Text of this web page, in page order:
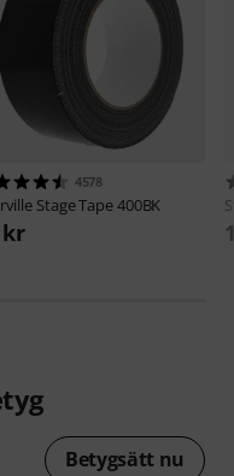
4578
Stage Tape 400BK
kr
Betygsätt nu